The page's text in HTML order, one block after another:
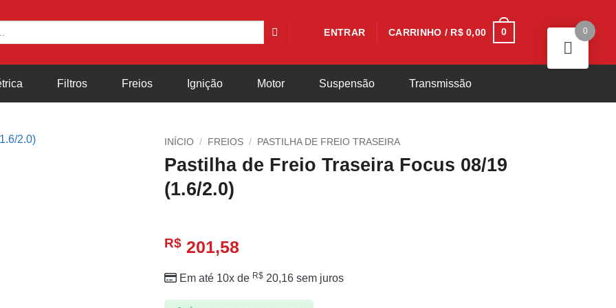
ENTRAR CARRINHO / R$0,00 0
Filtros Freios Ignição Motor Suspensão Transmissão
INÍCIO / FREIOS / PASTILHA DE FREIO TRASEIRA
Pastilha de Freio Traseira Focus 08/19
(1.6/2.0)
R$ 201,58
Em até 10x de R$ 20,16 sem juros
0